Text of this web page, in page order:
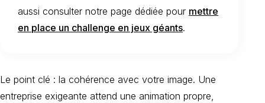
aussi consulter notre page dédiée pour mettre
en place un challenge en jeux géants.
Le point clé : la cohérence avec votre image. Une
entreprise exigeante attend une animation propre,